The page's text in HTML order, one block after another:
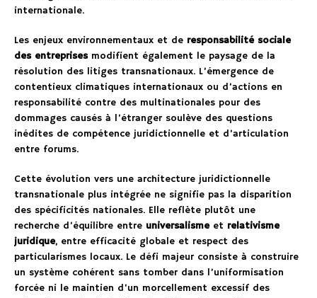
internationale.
Les enjeux environnementaux et de responsabilité sociale
des entreprisesmodifient également le paysage de la
résolution des litiges transnationaux. L’émergence de
contentieux climatiques internationaux ou d’actions en
responsabilité contre des multinationales pour des
dommages causés à l’étranger soulève des questions
inédites de compétence juridictionnelle et d’articulation
entre forums.
Cette évolution vers une architecture juridictionnelle
transnationale plus intégrée ne signifie pas la disparition
des spécificités nationales. Elle reflète plutôt une
recherche d’équilibre entre universalismeet relativisme
juridique, entre efficacité globale et respect des
particularismes locaux. Le défi majeur consiste à construire
un système cohérent sans tomber dans l’uniformisation
forcée ni le maintien d’un morcellement excessif des